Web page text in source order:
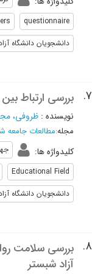
questionnaire
دانشجویان دانشگاه
7. بررسی ارتباط
نویسنده : ظروفی،
مجله:مطالعات جامعه
کلیدواژه ها:
Educational Field
دانشجویان دانشگاه
8.
بررسی سلامت
آزاد شبستر